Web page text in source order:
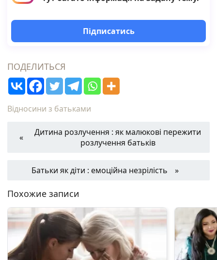
Підписатись
ПОДЕЛИТЬСЯ
Відносини з батьками
Дитина розлучення : як малюкові пережити
розлучення батьків
Батьки як діти : емоційна незрілість
Похожие записи